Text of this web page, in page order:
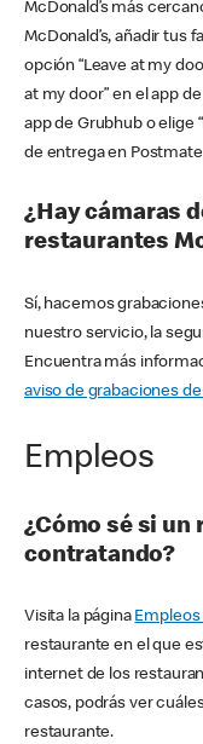
McDonald’s más
McDonald’s, añadir tus
opción “Leave at my
at my door” en el app
app de Grubhub o elige
de entrega en
¿Hay cámaras
restaurantes
Sí, hacemos
nuestro servicio, la
Encuentra más
aviso de grabaciones
Empleos
¿Cómo sé si un
contratando?
Visita la página Empleos
restaurante en el que
internet de los
casos, podrás ver
restaurante.